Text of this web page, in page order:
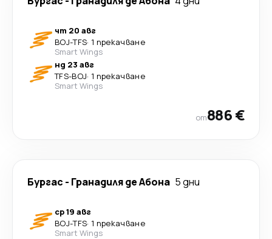
чт 20 авг
BOJ-TFS· 1 прекачване
Smart Wings
нд 23 авг
TFS-BOJ· 1 прекачване
Smart Wings
от886 €
Бургас - Гранадиля де Абона 5 дни
ср 19 авг
BOJ-TFS· 1 прекачване
Smart Wings